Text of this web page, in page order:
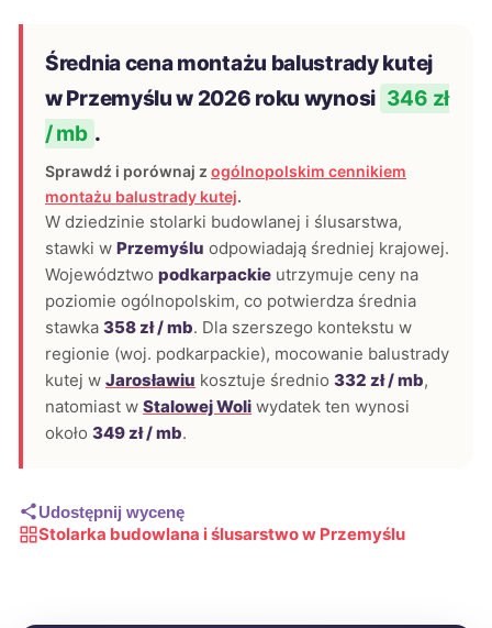
Średnia cena montażu balustrady kutej
w Przemyślu w 2026 roku wynosi 346 zł
/ mb .
Sprawdź i porównaj z ogólnopolskim cennikiem
montażu balustrady kutej.
W dziedzinie stolarki budowlanej i ślusarstwa,
stawki w Przemyślu odpowiadają średniej krajowej.
Województwo podkarpackie utrzymuje ceny na
poziomie ogólnopolskim, co potwierdza średnia
stawka 358 zł / mb. Dla szerszego kontekstu w
regionie (woj. podkarpackie), mocowanie balustrady
kutej w Jarosławiu kosztuje średnio 332 zł / mb,
natomiast w Stalowej Woli wydatek ten wynosi
około 349 zł / mb.
Udostępnij wycenę
Stolarka budowlana i ślusarstwo w Przemyślu